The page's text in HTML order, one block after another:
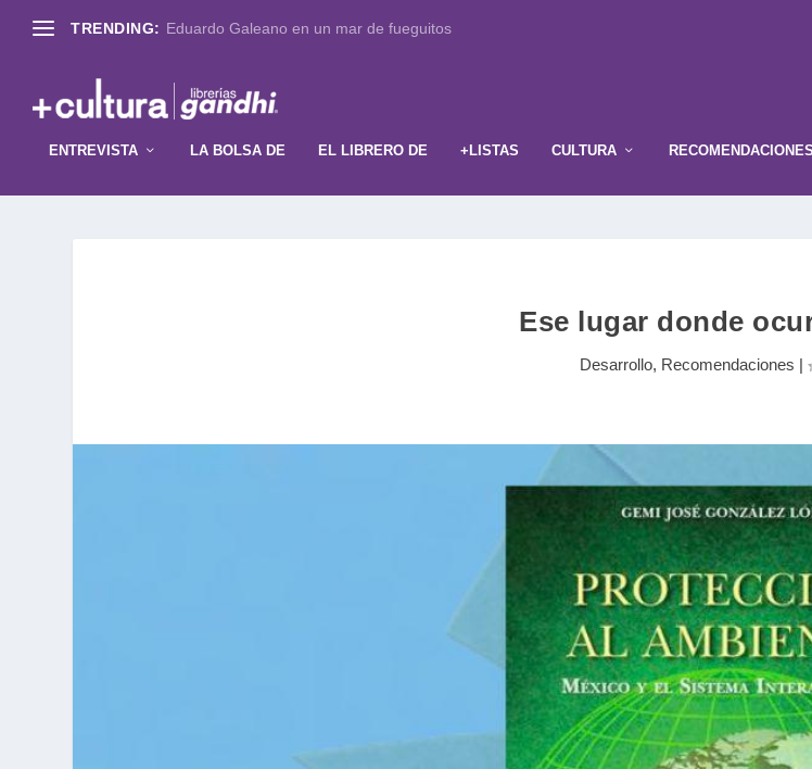
TRENDING: Eduardo Galeano en un mar de fueguitos
ENTREVISTA LA BOLSA DE EL LIBRERO DE +LISTAS CULTURA RECOMENDACIONES
Ese lugar donde
Desarrollo, Recomendaciones